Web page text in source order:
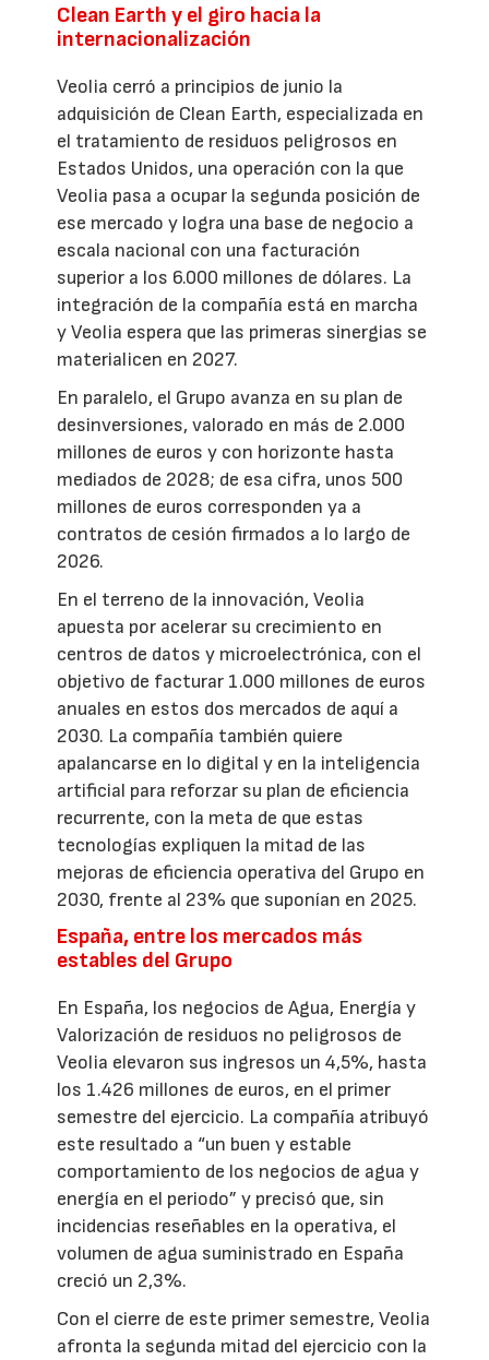
Clean Earth y el giro hacia la
internacionalización
Veolia cerró a principios de junio la
adquisición de Clean Earth, especializada en
el tratamiento de residuos peligrosos en
Estados Unidos, una operación con la que
Veolia pasa a ocupar la segunda posición de
ese mercado y logra una base de negocio a
escala nacional con una facturación
superior a los 6.000 millones de dólares. La
integración de la compañía está en marcha
y Veolia espera que las primeras sinergias se
materialicen en 2027.
En paralelo, el Grupo avanza en su plan de
desinversiones, valorado en más de 2.000
millones de euros y con horizonte hasta
mediados de 2028; de esa cifra, unos 500
millones de euros corresponden ya a
contratos de cesión firmados a lo largo de
2026.
En el terreno de la innovación, Veolia
apuesta por acelerar su crecimiento en
centros de datos y microelectrónica, con el
objetivo de facturar 1.000 millones de euros
anuales en estos dos mercados de aquí a
2030. La compañía también quiere
apalancarse en lo digital y en la inteligencia
artificial para reforzar su plan de eficiencia
recurrente, con la meta de que estas
tecnologías expliquen la mitad de las
mejoras de eficiencia operativa del Grupo en
2030, frente al 23% que suponían en 2025.
España, entre los mercados más
estables del Grupo
En España, los negocios de Agua, Energía y
Valorización de residuos no peligrosos de
Veolia elevaron sus ingresos un 4,5%, hasta
los 1.426 millones de euros, en el primer
semestre del ejercicio. La compañía atribuyó
este resultado a “un buen y estable
comportamiento de los negocios de agua y
energía en el periodo” y precisó que, sin
incidencias reseñables en la operativa, el
volumen de agua suministrado en España
creció un 2,3%.
Con el cierre de este primer semestre, Veolia
afronta la segunda mitad del ejercicio con la